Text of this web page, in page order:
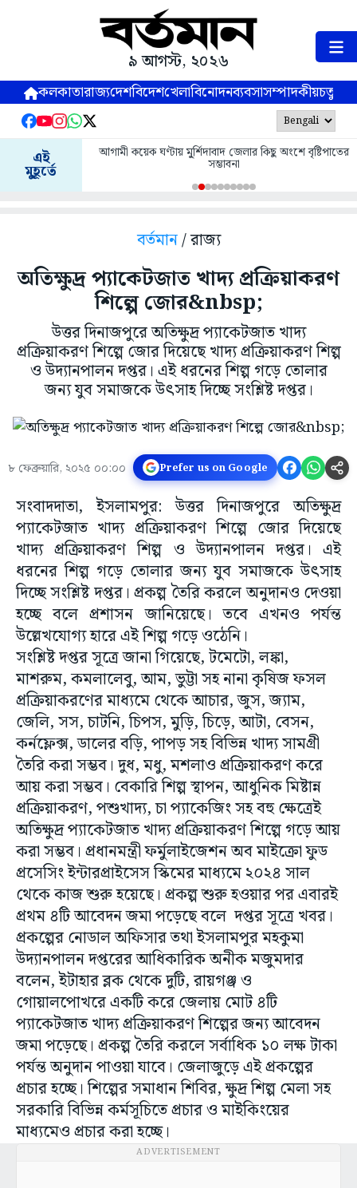
৯ আগস্ট, ২০২৬
কলকাতারাজ্যদেশবিদেশখেলাবিনোদনব্যবসাসম্পাদকীয়
এই
মুহূর্তে
আগামী কয়েক ঘণ্টায় মু্র্শিদাবাদ জেলার কিছু অংশে বৃষ্টিপাতের
সম্ভাবনা
বর্তমান/ রাজ্য
অতিক্ষুদ্র প্যাকেটজাত খাদ্য প্রক্রিয়াকরণ
শিল্পে জোর&nbsp;
উত্তর দিনাজপুরে অতিক্ষুদ্র প্যাকেটজাত খাদ্য
প্রক্রিয়াকরণ শিল্পে জোর দিয়েছে খাদ্য প্রক্রিয়াকরণ শিল্প
ও উদ্যানপালন দপ্তর। এই ধরনের শিল্প গড়ে তোলার
জন্য যুব সমাজকে উৎসাহ দিচ্ছে সংশ্লিষ্ট দপ্তর।
৮ ফেব্রুয়ারি, ২০২৫ ০০:০০ Prefer us on Google
সংবাদদাতা, ইসলামপুর: উত্তর দিনাজপুরে অতিক্ষুদ্র
প্যাকেটজাত খাদ্য প্রক্রিয়াকরণ শিল্পে জোর দিয়েছে
খাদ্য প্রক্রিয়াকরণ শিল্প ও উদ্যানপালন দপ্তর। এই
ধরনের শিল্প গড়ে তোলার জন্য যুব সমাজকে উৎসাহ
দিচ্ছে সংশ্লিষ্ট দপ্তর। প্রকল্প তৈরি করলে অনুদানও দেওয়া
হচ্ছে বলে প্রশাসন জানিয়েছে। তবে এখনও পর্যন্ত
উল্লেখযোগ্য হারে এই শিল্প গড়ে ওঠেনি।
সংশ্লিষ্ট দপ্তর সূত্রে জানা গিয়েছে, টমেটো, লঙ্কা,
মাশরুম, কমলালেবু, আম, ভুট্টা সহ নানা কৃষিজ ফসল
প্রক্রিয়াকরণের মাধ্যমে থেকে আচার, জুস, জ্যাম,
জেলি, সস, চাটনি, চিপস, মুড়ি, চিড়ে, আটা, বেসন,
কর্নফ্লেক্স, ডালের বড়ি, পাপড় সহ বিভিন্ন খাদ্য সামগ্রী
তৈরি করা সম্ভব। দুধ, মধু, মশলাও প্রক্রিয়াকরণ করে
আয় করা সম্ভব। বেকারি শিল্প স্থাপন, আধুনিক মিষ্টান্ন
প্রক্রিয়াকরণ, পশুখাদ্য, চা প্যাকেজিং সহ বহু ক্ষেত্রেই
অতিক্ষুদ্র প্যাকেটজাত খাদ্য প্রক্রিয়াকরণ শিল্পে গড়ে আয়
করা সম্ভব। প্রধানমন্ত্রী ফর্মুলাইজেশন অব মাইক্রো ফুড
প্রসেসিং ইন্টারপ্রাইসেস স্কিমের মাধ্যমে ২০২৪ সাল
থেকে কাজ শুরু হয়েছে। প্রকল্প শুরু হওয়ার পর এবারই
প্রথম ৪টি আবেদন জমা পড়েছে বলে দপ্তর সূত্রে খবর।
প্রকল্পের নোডাল অফিসার তথা ইসলামপুর মহকুমা
উদ্যানপালন দপ্তরের আধিকারিক অনীক মজুমদার
বলেন, ইটাহার ব্লক থেকে দুটি, রায়গঞ্জ ও
গোয়ালপোখরে একটি করে জেলায় মোট ৪টি
প্যাকেটজাত খাদ্য প্রক্রিয়াকরণ শিল্পের জন্য আবেদন
জমা পড়েছে। প্রকল্প তৈরি করলে সর্বাধিক ১০ লক্ষ টাকা
পর্যন্ত অনুদান পাওয়া যাবে। জেলাজুড়ে এই প্রকল্পের
প্রচার হচ্ছে। শিল্পের সমাধান শিবির, ক্ষুদ্র শিল্প মেলা সহ
সরকারি বিভিন্ন কর্মসূচিতে প্রচার ও মাইকিংয়ের
মাধ্যমেও প্রচার করা হচ্ছে।
ADVERTISEMENT